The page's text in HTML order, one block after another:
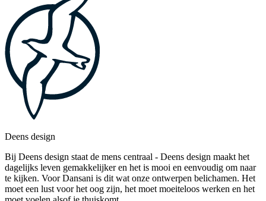
Deens design
Bij Deens design staat de mens centraal - Deens design maakt het
dagelijks leven gemakkelijker en het is mooi en eenvoudig om naar
te kijken. Voor Dansani is dit wat onze ontwerpen belichamen. Het
moet een lust voor het oog zijn, het moet moeiteloos werken en het